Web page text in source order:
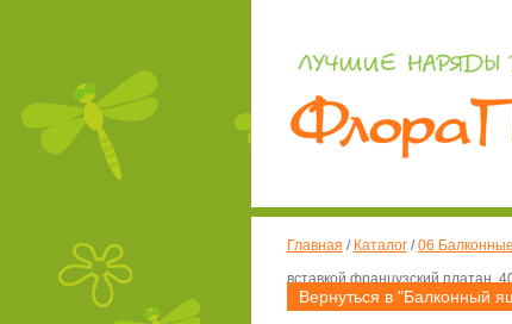
Главная / Каталог/06 Балконные
вставкой французский платан,
Вернуться в "Балконный